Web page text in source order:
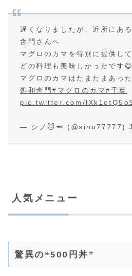
遅くなりましたが、近所にあ
舎門さんへ
マグロのカマを特別に提供し
どの料理も美味しかったです😄
マグロのカマはたまたまあっ
処和舎門#マグロのカマ#千葉
pic.twitter.com/
— シノ🐱🦈 (@sino77777)
人気メニュー
驚異の“500円丼”